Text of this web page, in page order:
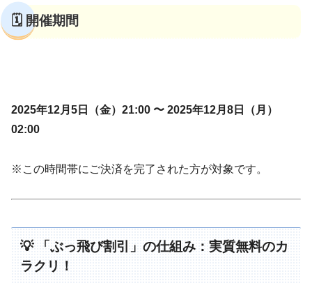
🗓️ 開催期間
2025年12月5日（金）21:00 〜 2025年12月8日（月）
02:00
※この時間帯にご決済を完了された方が対象です。
💡 「ぶっ飛び割引」の仕組み：実質無料のカ
ラクリ！